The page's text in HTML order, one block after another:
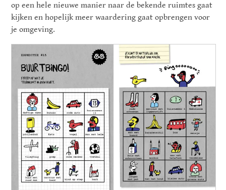
op een hele nieuwe manier naar de bekende ruimtes gaat
kijken en hopelijk meer waardering gaat opbrengen voor
je omgeving.